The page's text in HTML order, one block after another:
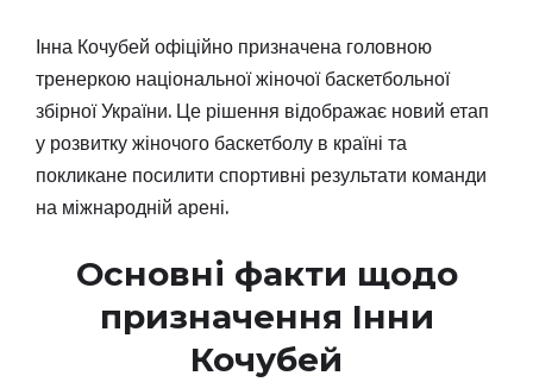
Інна Кочубей офіційно призначена головною
тренеркою національної жіночої баскетбольної
збірної України. Це рішення відображає новий етап
у розвитку жіночого баскетболу в країні та
покликане посилити спортивні результати команди
на міжнародній арені.
Основні факти щодо
призначення Інни
Кочубей